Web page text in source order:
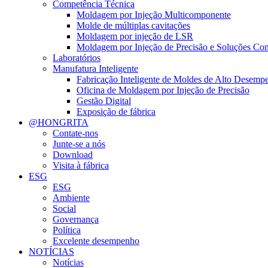
Competência Técnica
Moldagem por Injeção Multicomponente
Molde de múltiplas cavitações
Moldagem por injeção de LSR
Moldagem por Injeção de Precisão e Soluções
Laboratórios
Manufatura Inteligente
Fabricação Inteligente de Moldes de Alto
Oficina de Moldagem por Injeção de Precisão
Gestão Digital
Exposição de fábrica
@HONGRITA
Contate-nos
Junte-se a nós
Download
Visita à fábrica
ESG
ESG
Ambiente
Social
Governança
Política
Excelente desempenho
NOTÍCIAS
Notícias